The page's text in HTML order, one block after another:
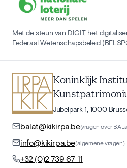
Met de steun van DIGIT, het
Federaal Wetenschapsbeleid
Koninklijk
Jubelpark 1, 1000
balat@kikirpa.be(vragen over
info@kikirpa.be(algemene vragen)
+32 (0)2 739 67 11